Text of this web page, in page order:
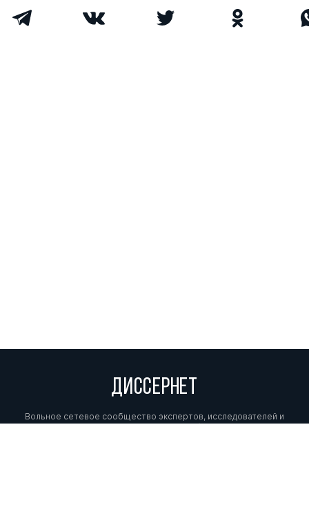
ДИССЕРНЕТ
Вольное сетевое сообщество экспертов, исследователей и
репортеров, посвящающих свой труд разоблачениям мошенников,